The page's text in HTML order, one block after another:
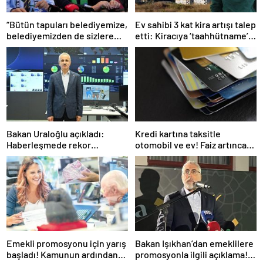
“Bütün tapuları belediyemize,
belediyemizden de sizlere
aktaracağız”
Ev sahibi 3 kat kira artışı talep
etti: Kiracıya ‘taahhütname’
şoku
Bakan Uraloğlu açıkladı:
Haberleşmede rekor
büyüme!
Kredi kartına taksitle
otomobil ve ev! Faiz artınca
vatandaş alternatiflere
yöneldi
Emekli promosyonu için yarış
başladı! Kamunun ardından
Bakan Işıkhan’dan emeklilere
promosyonla ilgili açıklama!